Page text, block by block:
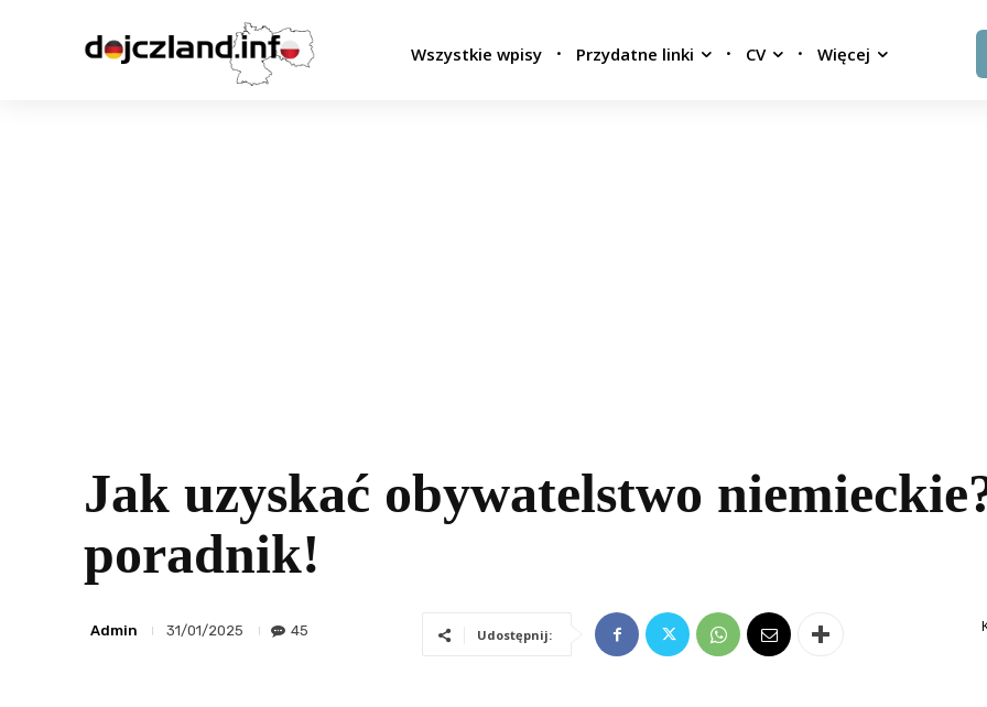
Wszystkie wpisy Przydatne linki CV Więcej
Jak uzyskać obywatelstwo
poradnik!
Admin 31/01/2025 45 Udostępnij: